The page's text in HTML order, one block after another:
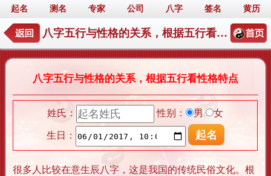
起名 测名 专家 公司 八字 签名 黄历
八字五行与性格的关系，根据五行看性格特点
八字五行与性格的关系，根据五行看性格特点
姓氏： 性别： 男 女
生日：
很多人比较在意生辰八字，这是我国的传统民俗文化。根